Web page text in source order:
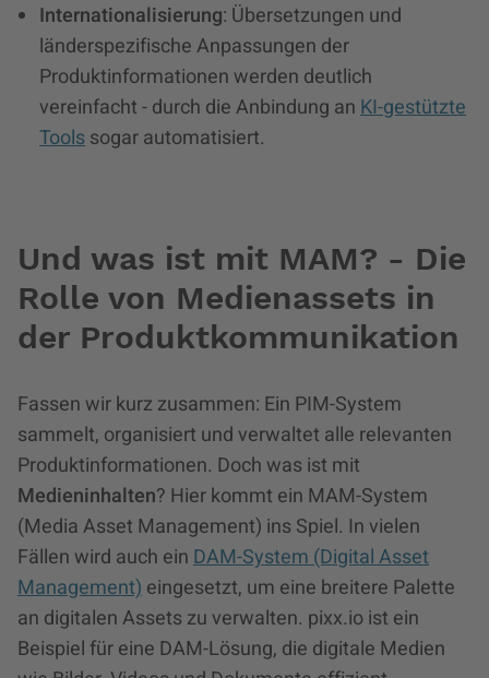
Internationalisierung: Übersetzungen und
länderspezifische Anpassungen der
Produktinformationen werden deutlich
vereinfacht - durch die Anbindung anKI-gestützte
Toolssogar automatisiert.
Und was ist mit MAM? - Die
Rolle von Medienassets in
der Produktkommunikation
Fassen wir kurz zusammen: Ein PIM-System
sammelt, organisiert und verwaltet alle relevanten
Produktinformationen. Doch was ist mit
Medieninhalten? Hier kommt ein MAM-System
(Media Asset Management) ins Spiel. In vielen
Fällen wird auch einDAM-System (Digital Asset
Management)eingesetzt, um eine breitere Palette
an digitalen Assets zu verwalten. pixx.io ist ein
Beispiel für eine DAM-Lösung, die digitale Medien